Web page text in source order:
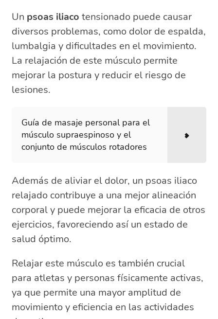
Un psoas iliaco tensionado puede causar
diversos problemas, como dolor de espalda,
lumbalgia y dificultades en el movimiento.
La relajación de este músculo permite
mejorar la postura y reducir el riesgo de
lesiones.
Guía de masaje personal para el
músculo supraespinoso y el
conjunto de músculos rotadores
Además de aliviar el dolor, un psoas iliaco
relajado contribuye a una mejor alineación
corporal y puede mejorar la eficacia de otros
ejercicios, favoreciendo así un estado de
salud óptimo.
Relajar este músculo es también crucial
para atletas y personas físicamente activas,
ya que permite una mayor amplitud de
movimiento y eficiencia en las actividades